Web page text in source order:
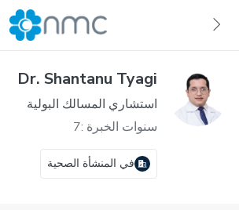
Dr. Shantanu Tyagi
استشاري المسالك البولية
سنوات الخبرة :7
في المنشأة الصحية